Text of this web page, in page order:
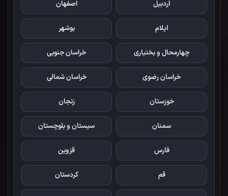
اردبیل اصفهان
ایلام بوشهر
چهارمحال و بختیاری خراسان جنوبی
خراسان رضوی خراسان شمالی
خوزستان زنجان
سمنان سیستان و بلوچستان
فارس قزوین
قم کردستان